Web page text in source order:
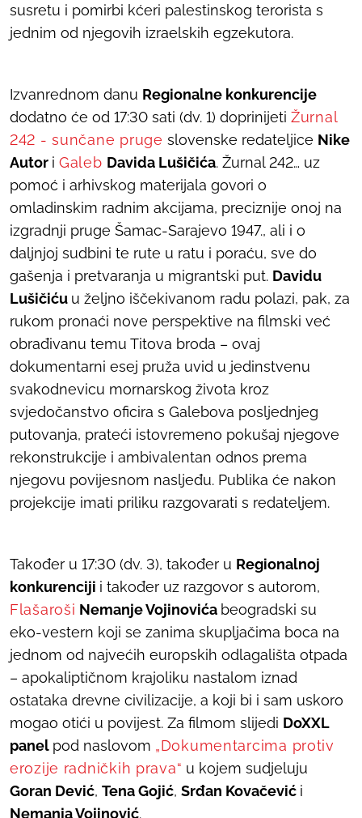
susretu i pomirbi kćeri palestinskog terorista s
jednim od njegovih izraelskih egzekutora.
Izvanrednom danu Regionalne konkurencije
dodatno će od 17:30 sati (dv. 1) doprinijeti Žurnal
242 - sunčane pruge slovenske redateljice Nike
Autor i Galeb Davida Lušičića. Žurnal 242… uz
pomoć i arhivskog materijala govori o
omladinskim radnim akcijama, preciznije onoj na
izgradnji pruge Šamac-Sarajevo 1947., ali i o
daljnjoj sudbini te rute u ratu i poraću, sve do
gašenja i pretvaranja u migrantski put. Davidu
Lušičiću u željno iščekivanom radu polazi, pak, za
rukom pronaći nove perspektive na filmski već
obrađivanu temu Titova broda – ovaj
dokumentarni esej pruža uvid u jedinstvenu
svakodnevicu mornarskog života kroz
svjedočanstvo oficira s Galebova posljednjeg
putovanja, prateći istovremeno pokušaj njegove
rekonstrukcije i ambivalentan odnos prema
njegovu povijesnom nasljeđu. Publika će nakon
projekcije imati priliku razgovarati s redateljem.
Također u 17:30 (dv. 3), također u Regionalnoj
konkurenciji i također uz razgovor s autorom,
Flašaroši Nemanje Vojinovića beogradski su
eko-vestern koji se zanima skupljačima boca na
jednom od najvećih europskih odlagališta otpada
– apokaliptičnom krajoliku nastalom iznad
ostataka drevne civilizacije, a koji bi i sam uskoro
mogao otići u povijest. Za filmom slijedi DoXXL
panel pod naslovom „Dokumentarcima protiv
erozije radničkih prava“ u kojem sudjeluju
Goran Dević, Tena Gojić, Srđan Kovačević i
Nemanja Vojinović.